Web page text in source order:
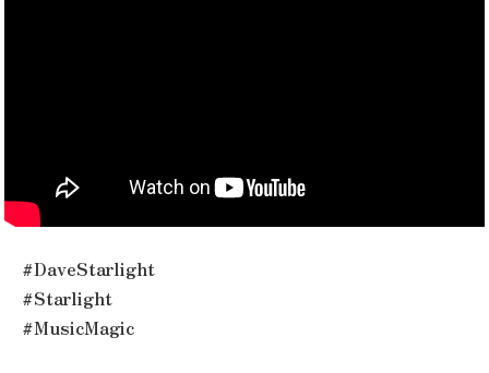
#DaveStarlight
#Starlight
#MusicMagic